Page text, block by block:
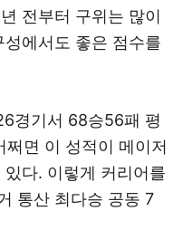
전부터 구위는 많이
에서도 좋은 점수를
경기서 68승56패 평
면 이 성적이 메이저
다. 이렇게 커리어를
통산 최다승 공동 7